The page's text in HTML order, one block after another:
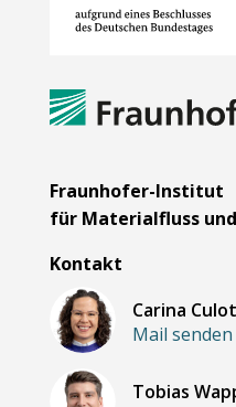
Fraunhofer-Institut
für Materialfluss
Kontakt
Carina
Mail senden
Tobias